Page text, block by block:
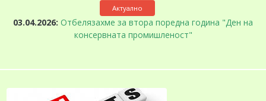
Актуално
03.04.2026: Отбелязахме за втора поредна година "Ден на
консервната промишленост"